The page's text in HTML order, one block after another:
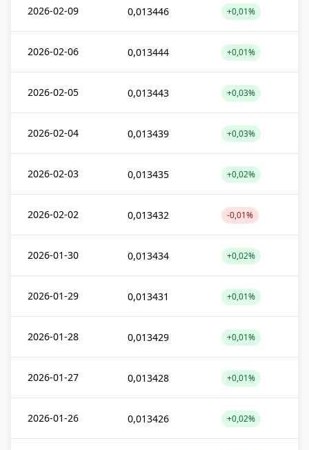
2026-02-09 0,013446 +0,01%
2026-02-06 0,013444 +0,01%
2026-02-05 0,013443 +0,03%
2026-02-04 0,013439 +0,03%
2026-02-03 0,013435 +0,02%
2026-02-02 0,013432 -0,01%
2026-01-30 0,013434 +0,02%
2026-01-29 0,013431 +0,01%
2026-01-28 0,013429 +0,01%
2026-01-27 0,013428 +0,01%
2026-01-26 0,013426 +0,02%